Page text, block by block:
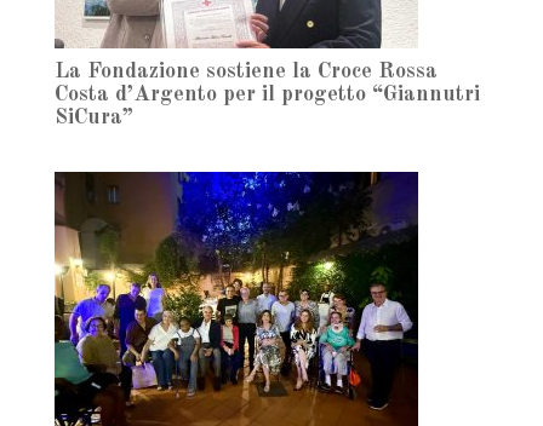
La Fondazione sostiene la Croce Rossa
Costa d’Argento per il progetto “Giannutri
SiCura”